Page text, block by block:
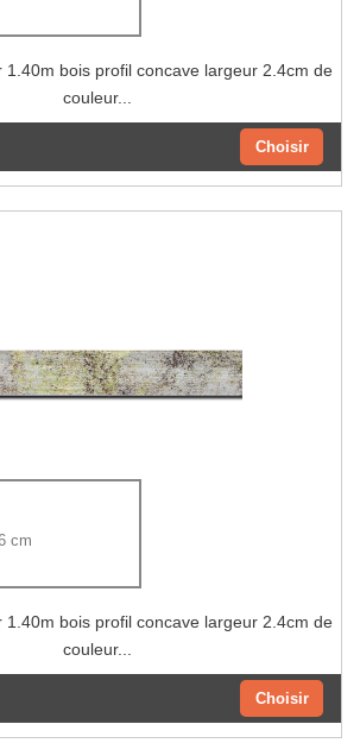
1.40m bois profil concave largeur 2.4cm de
couleur...
Choisir
cm
1.40m bois profil concave largeur 2.4cm de
couleur...
Choisir